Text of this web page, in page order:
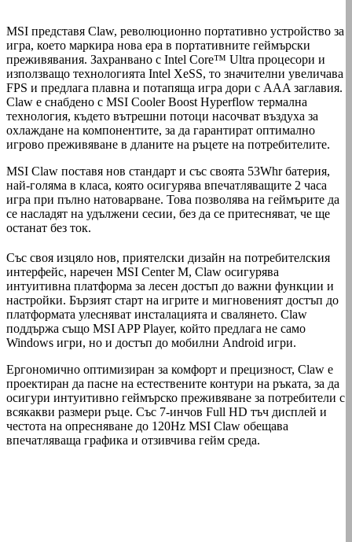
MSI представя Claw, революционно портативно устройство за
игра, което маркира нова ера в портативните геймърски
преживявания. Захранвано с Intel Core™ Ultra процесори и
използващо технологията Intel XeSS, то значителни увеличава
FPS и предлага плавна и потапяща игра дори с AAA заглавия.
Claw е снабдено с MSI Cooler Boost Hyperflow термална
технология, където вътрешни потоци насочват въздуха за
охлаждане на компонентите, за да гарантират оптимално
игрово преживяване в дланите на ръцете на потребителите.
MSI Claw поставя нов стандарт и със своята 53Whr батерия,
най-голяма в класа, която осигурява впечатляващите 2 часа
игра при пълно натоварване. Това позволява на геймърите да
се насладят на удължени сесии, без да се притесняват, че ще
останат без ток.
Със своя изцяло нов, приятелски дизайн на потребителския
интерфейс, наречен MSI Center M, Claw осигурява
интуитивна платформа за лесен достъп до важни функции и
настройки. Бързият старт на игрите и мигновеният достъп до
платформата улесняват инсталацията и свалянето. Claw
поддържа също MSI APP Player, който предлага не само
Windows игри, но и достъп до мобилни Android игри.
Ергономично оптимизиран за комфорт и прецизност, Claw е
проектиран да пасне на естествените контури на ръката, за да
осигури интуитивно геймърско преживяване за потребители с
всякакви размери ръце. Със 7-инчов Full HD тъч дисплей и
честота на опресняване до 120Hz MSI Claw обещава
впечатляваща графика и отзивчива гейм среда.